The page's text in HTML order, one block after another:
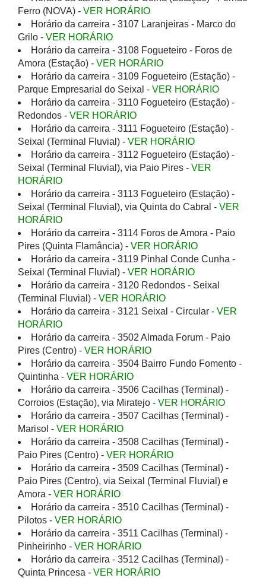
Ferro (NOVA) - VER HORÁRIO
Horário da carreira - 3107 Laranjeiras - Marco do
Grilo - VER HORÁRIO
Horário da carreira - 3108 Fogueteiro - Foros de
Amora (Estação) - VER HORÁRIO
Horário da carreira - 3109 Fogueteiro (Estação) -
Parque Empresarial do Seixal - VER HORÁRIO
Horário da carreira - 3110 Fogueteiro (Estação) -
Redondos - VER HORÁRIO
Horário da carreira - 3111 Fogueteiro (Estação) -
Seixal (Terminal Fluvial) - VER HORÁRIO
Horário da carreira - 3112 Fogueteiro (Estação) -
Seixal (Terminal Fluvial), via Paio Pires - VER
HORÁRIO
Horário da carreira - 3113 Fogueteiro (Estação) -
Seixal (Terminal Fluvial), via Quinta do Cabral - VER
HORÁRIO
Horário da carreira - 3114 Foros de Amora - Paio
Pires (Quinta Flamância) - VER HORÁRIO
Horário da carreira - 3119 Pinhal Conde Cunha -
Seixal (Terminal Fluvial) - VER HORÁRIO
Horário da carreira - 3120 Redondos - Seixal
(Terminal Fluvial) - VER HORÁRIO
Horário da carreira - 3121 Seixal - Circular - VER
HORÁRIO
Horário da carreira - 3502 Almada Forum - Paio
Pires (Centro) - VER HORÁRIO
Horário da carreira - 3504 Bairro Fundo Fomento -
Quintinha - VER HORÁRIO
Horário da carreira - 3506 Cacilhas (Terminal) -
Corroios (Estação), via Miratejo - VER HORÁRIO
Horário da carreira - 3507 Cacilhas (Terminal) -
Marisol - VER HORÁRIO
Horário da carreira - 3508 Cacilhas (Terminal) -
Paio Pires (Centro) - VER HORÁRIO
Horário da carreira - 3509 Cacilhas (Terminal) -
Paio Pires (Centro), via Seixal (Terminal Fluvial) e
Amora - VER HORÁRIO
Horário da carreira - 3510 Cacilhas (Terminal) -
Pilotos - VER HORÁRIO
Horário da carreira - 3511 Cacilhas (Terminal) -
Pinheirinho - VER HORÁRIO
Horário da carreira - 3512 Cacilhas (Terminal) -
Quinta Princesa - VER HORÁRIO